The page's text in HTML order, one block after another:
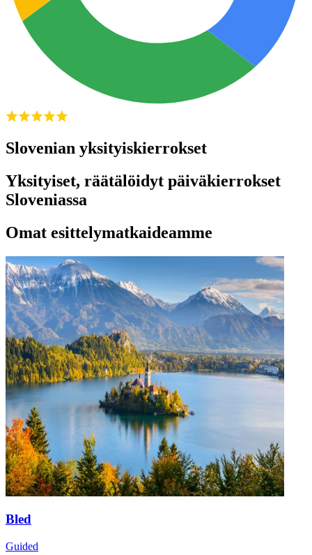
Slovenian yksityiskierrokset
Yksityiset, räätälöidyt päiväkierrokset
Sloveniassa
Omat esittelymatkaideamme
Bled
Guided